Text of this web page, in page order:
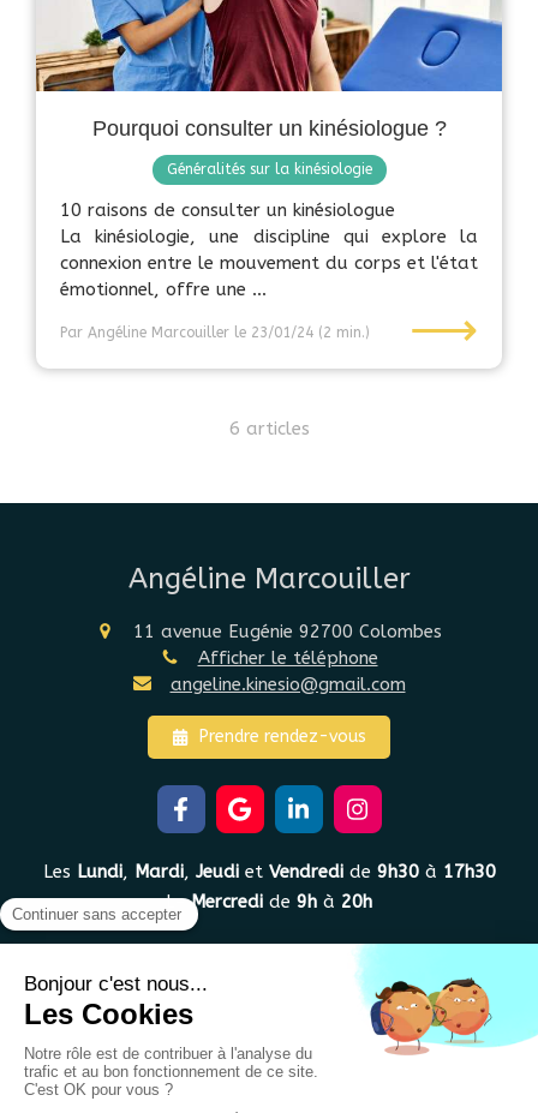
Pourquoi consulter un kinésiologue ?
Généralités sur la kinésiologie
10 raisons de consulter un kinésiologue
La kinésiologie, une discipline qui explore la
connexion entre le mouvement du corps et l'état
émotionnel, offre une ...
Par Angéline Marcouiller le 23/01/24 (2 min.) ⟶
6 articles
Angéline Marcouiller
11 avenue Eugénie 92700 Colombes
Afficher le téléphone
angeline.kinesio@gmail.com
Prendre rendez-vous
Les Lundi, Mardi, Jeudiet Vendredide 9h30à 17h30
LeMercredi de 9h à 20h
Conditions Générales de Vente